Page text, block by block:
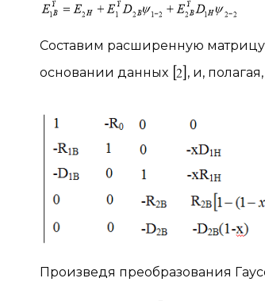
Составим расширенную матрицу
основании данных
, и,
Произведя преобразования